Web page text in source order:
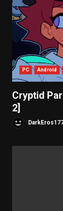
PC Android
Cryptid
2]